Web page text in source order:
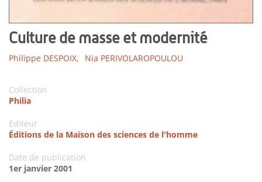
Culture de masse et modernité
Philippe DESPOIX, Nia PERIVOLAROPOULOU
Collection
Philia
Editeur
Éditions de la Maison des sciences de l'homme
Date de publication
1er janvier 2001